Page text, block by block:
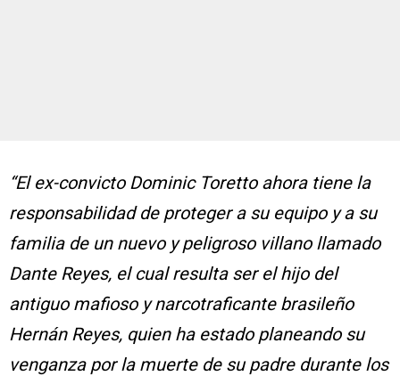
“El ex-convicto Dominic Toretto ahora tiene la
responsabilidad de proteger a su equipo y a su
familia de un nuevo y peligroso villano llamado
Dante Reyes, el cual resulta ser el hijo del
antiguo mafioso y narcotraficante brasileño
Hernán Reyes, quien ha estado planeando su
venganza por la muerte de su padre durante los